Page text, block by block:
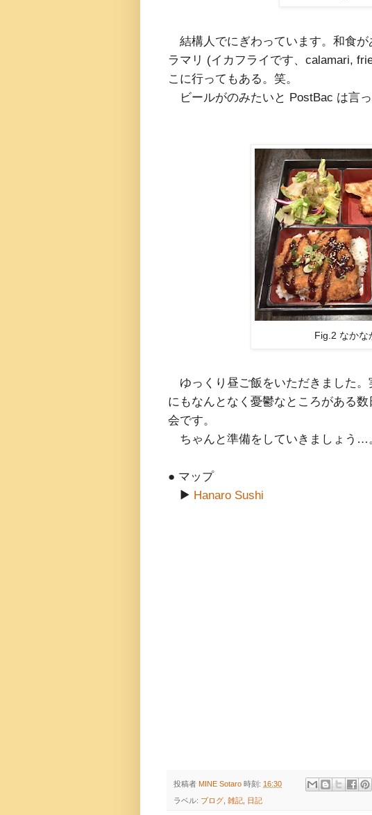
結構人でにぎわっています。和食が
ラマリ (イカフライです、calamari,
こに行ってもある。笑。
ビールがのみたいと PostBac は言
Fig.2 なかな
ゆっくり昼ご飯をいただきました
にもなんとなく憂鬱なところがある
会です。
ちゃんと準備をしていきましょう…
● マップ
▶ Hanaro Sushi
投稿者 MINE Sotaro 時刻: 16:30
ラベル: ブログ 雑記 日記